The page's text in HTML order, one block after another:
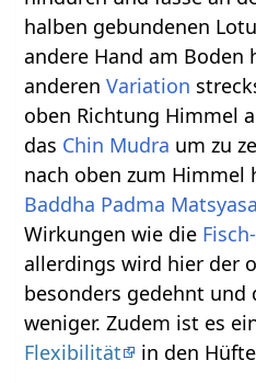
halben gebundenen
andere Hand am
anderenVariation
oben Richtung Himmel
das Chin Mudra um zu
nach oben zum
Baddha Padma
Wirkungen wie die
allerdings wird hier der
besonders gedehnt und
weniger. Zudem ist es
Flexibilität
in den